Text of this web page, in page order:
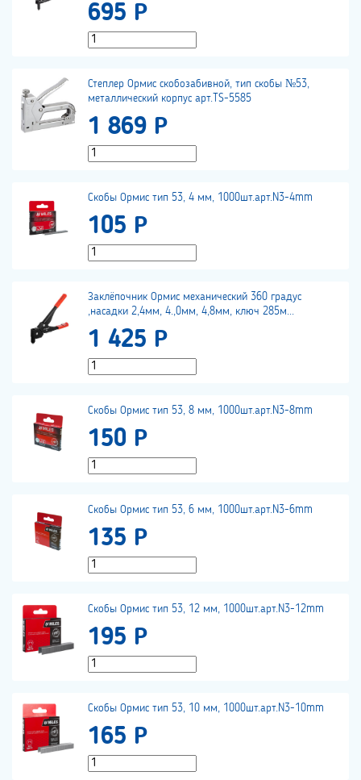
695 Р
Степлер Ормис скобозабивной, тип скобы №53,
металлический корпус арт.TS-5585
1 869 Р
Скобы Ормис тип 53, 4 мм, 1000шт.арт.N3-4mm
105 Р
Заклёпочник Ормис механический 360 градус
,насадки 2,4мм, 4.,0мм, 4,8мм, ключ 285м...
1 425 Р
Скобы Ормис тип 53, 8 мм, 1000шт.арт.N3-8mm
150 Р
Скобы Ормис тип 53, 6 мм, 1000шт.арт.N3-6mm
135 Р
Скобы Ормис тип 53, 12 мм, 1000шт.арт.N3-12mm
195 Р
Скобы Ормис тип 53, 10 мм, 1000шт.арт.N3-10mm
165 Р